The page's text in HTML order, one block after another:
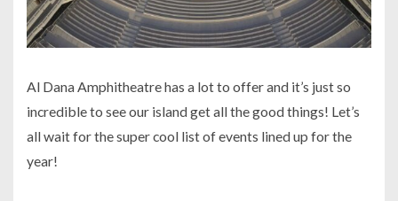
Al Dana Amphitheatre has a lot to offer and it’s just so
incredible to see our island get all the good things! Let’s
all wait for the super cool list of events lined up for the
year!